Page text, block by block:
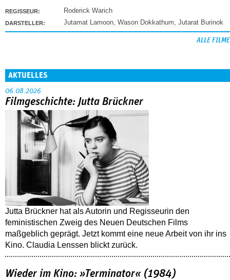
REGISSEUR: Roderick Warich
DARSTELLER: Jutamat Lamoon, Wason Dokkathum, Jutarat Burinok
ALLE FILME
AKTUELLES
06.08.2026
Filmgeschichte: Jutta Brückner
Jutta Brückner hat als Autorin und Regisseurin den
feministischen Zweig des Neuen Deutschen Films
maßgeblich geprägt. Jetzt kommt eine neue Arbeit von ihr ins
Kino. Claudia Lenssen blickt zurück.
Wieder im Kino: »Terminator« (1984)